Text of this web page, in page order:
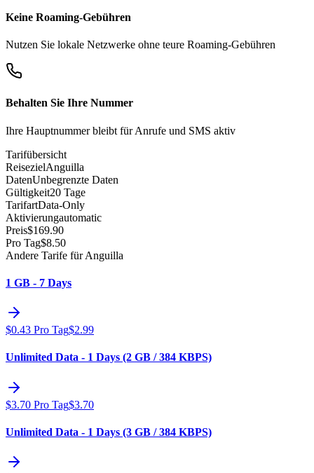
Keine Roaming-Gebühren
Nutzen Sie lokale Netzwerke ohne teure Roaming-Gebühren
Behalten Sie Ihre Nummer
Ihre Hauptnummer bleibt für Anrufe und SMS aktiv
Tarifübersicht
ReisezielAnguilla
DatenUnbegrenzte Daten
Gültigkeit20 Tage
TarifartData-Only
Aktivierungautomatic
Preis$169.90
Pro Tag$8.50
Andere Tarife für Anguilla
1 GB - 7 Days
$0.43 Pro Tag$2.99
Unlimited Data - 1 Days (2 GB / 384 KBPS)
$3.70 Pro Tag$3.70
Unlimited Data - 1 Days (3 GB / 384 KBPS)